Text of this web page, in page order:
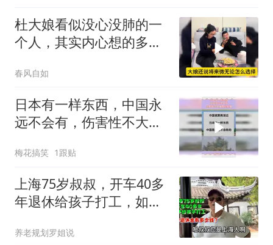
杜大娘看似没心没肺的一
个人，其实内心想的多，
春风自如
日本有一样东西，中国永
远不会有，伤害性不大侮
梅花搞笑 1跟贴
上海75岁叔叔，开车40多
年退休给孩子打工，如今
养老规划罗姐说